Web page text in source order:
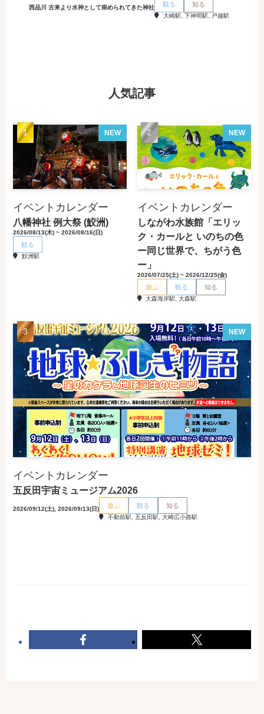
西品川 古来より水神として崇められてきた神社 観る 知る
大崎駅, 下神明駅, 戸越駅
人気記事
NEW
イベントカレンダー
八幡神社 例大祭 (鮫洲)
2026/08/13(木) ~ 2026/08/16(日)
観る
鮫洲駅
NEW
イベントカレンダー
しながわ水族館「エリッ
ク・カールと いのちの色
ー同じ世界で、ちがう色
ー」
2026/07/25(土) ~ 2026/12/25(金)
遊ぶ 観る 知る
大森海岸駅, 大森駅
NEW
イベントカレンダー
五反田宇宙ミュージアム2026
2026/09/12(土), 2026/09/13(日) 遊ぶ 観る 知る
不動前駅, 五反田駅, 大崎広小路駅